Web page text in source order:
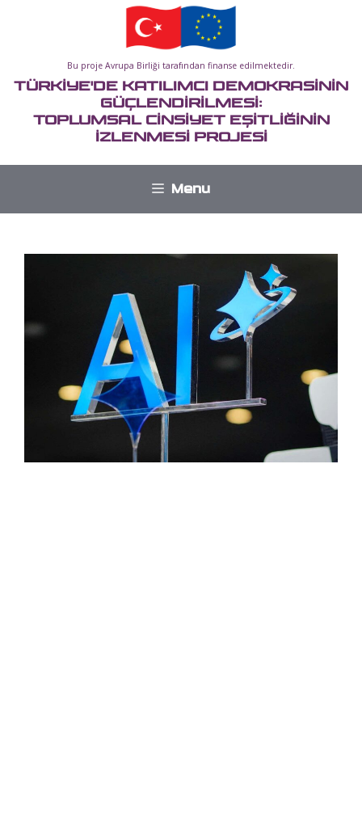
Bu proje Avrupa Birliği tarafından finanse edilmektedir.
TÜRKİYE'DE KATILIMCI DEMOKRASİNİN
GÜÇLENDİRİLMESİ:
TOPLUMSAL CİNSİYET EŞİTLİĞİNİN
İZLENMESİ PROJESİ
Menu